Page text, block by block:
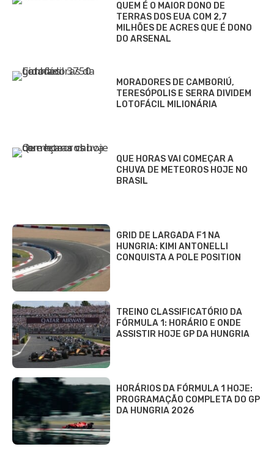
QUEM É O MAIOR DONO DE
TERRAS DOS EUA COM 2,7
MILHÕES DE ACRES QUE É DONO
DO ARSENAL
MORADORES DE CAMBORIÚ,
TERESÓPOLIS E SERRA DIVIDEM
LOTOFÁCIL MILIONÁRIA
QUE HORAS VAI COMEÇAR A
CHUVA DE METEOROS HOJE NO
BRASIL
GRID DE LARGADA F1 NA
HUNGRIA: KIMI ANTONELLI
CONQUISTA A POLE POSITION
TREINO CLASSIFICATÓRIO DA
FÓRMULA 1: HORÁRIO E ONDE
ASSISTIR HOJE GP DA HUNGRIA
HORÁRIOS DA FÓRMULA 1 HOJE:
PROGRAMAÇÃO COMPLETA DO GP
DA HUNGRIA 2026